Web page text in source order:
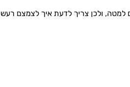
ולכן צריך לדעת איך לצמצם